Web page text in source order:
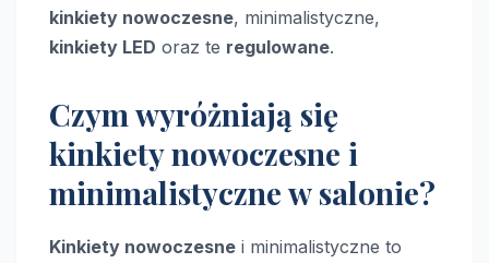
kinkiety nowoczesne, minimalistyczne,
kinkiety LED oraz te regulowane.
Czym wyróżniają się
kinkiety nowoczesne i
minimalistyczne w salonie?
Kinkiety nowoczesne i minimalistyczne to